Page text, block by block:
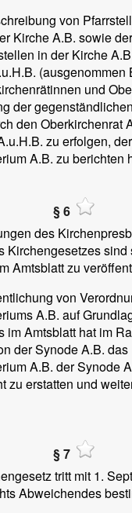
von
Kirche A.B. sowie
in der Kirche
(ausgenommen
und
der
den Oberkirchenrat
zu erfolgen,
A.B. zu berichten
§ 6
des
Kirchengesetzes sind
Amtsblatt zu
von
A.B. auf
im Amtsblatt hat im
der Synode A.B. das
A.B. der Synode
zu erstatten und
§ 7
tritt mit 1.
Abweichendes